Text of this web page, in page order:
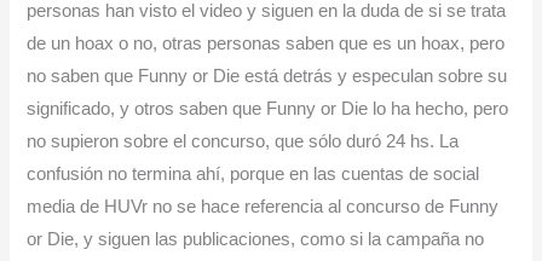
personas han visto el video y siguen en la duda de si se trata
de un hoax o no, otras personas saben que es un hoax, pero
no saben que Funny or Die está detrás y especulan sobre su
significado, y otros saben que Funny or Die lo ha hecho, pero
no supieron sobre el concurso, que sólo duró 24 hs. La
confusión no termina ahí, porque en las cuentas de social
media de HUVr no se hace referencia al concurso de Funny
or Die, y siguen las publicaciones, como si la campaña no